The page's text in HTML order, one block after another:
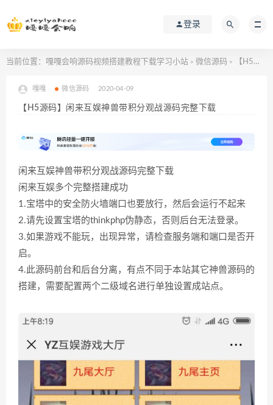
登录
当前位置： 嘎嘎会响源码视频搭建教程下载学习小站 > 微信源码 > 【H5源码】闲来互娱神兽带积分观战源码完整下载
嘎嘎 微信源码 2020-04-09
【H5源码】闲来互娱神兽带积分观战源码完整下载
闲来互娱神兽带积分观战源码完整下载
闲来互娱多个完整搭建成功
1.宝塔中的安全防火墙端口也要放行，然后会运行不起来
2.请先设置宝塔的thinkphp伪静态，否则后台无法登录。
3.如果游戏不能玩，出现异常，请检查服务端和端口是否开
启。
4.此源码前台和后台分离，有点不同于本站其它神兽源码的
搭建，需要配置两个二级域名进行单独设置成站点。